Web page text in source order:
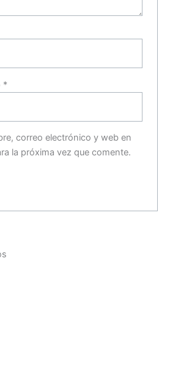
*
correo electrónico y web en
la próxima vez que comente.